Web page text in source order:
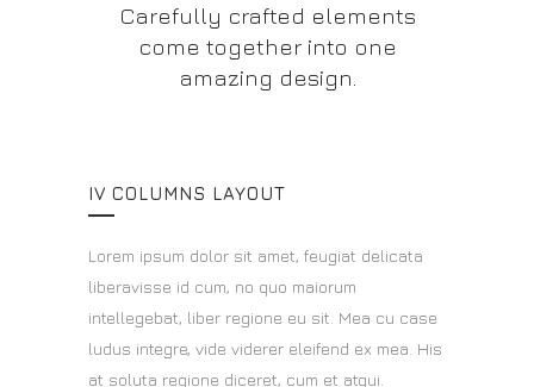
Carefully crafted elements
come together into one
amazing design.
IV COLUMNS LAYOUT
Lorem ipsum dolor sit amet, feugiat delicata
liberavisse id cum, no quo maiorum
intellegebat, liber regione eu sit. Mea cu case
ludus integre, vide viderer eleifend ex mea. His
at soluta regione diceret, cum et atqui.